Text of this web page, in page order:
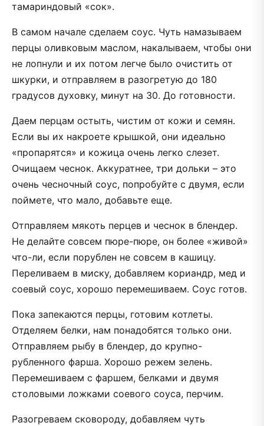
тамариндовый «сок».
В самом начале сделаем соус. Чуть намазываем
перцы оливковым маслом, накалываем, чтобы они
не лопнули и их потом легче было очистить от
шкурки, и отправляем в разогретую до 180
градусов духовку, минут на 30. До готовности.
Даем перцам остыть, чистим от кожи и семян.
Если вы их накроете крышкой, они идеально
«пропарятся» и кожица очень легко слезет.
Очищаем чеснок. Аккуратнее, три дольки – это
очень чесночный соус, попробуйте с двумя, если
поймете, что мало, добавьте еще.
Отправляем мякоть перцев и чеснок в блендер.
Не делайте совсем пюре-пюре, он более «живой»
что-ли, если порублен не совсем в кашицу.
Переливаем в миску, добавляем кориандр, мед и
соевый соус, хорошо перемешиваем. Соус готов.
Пока запекаются перцы, готовим котлеты.
Отделяем белки, нам понадобятся только они.
Отправляем рыбу в блендер, до крупно-
рубленного фарша. Хорошо режем зелень.
Перемешиваем с фаршем, белками и двумя
столовыми ложками соевого соуса, перчим.
Разогреваем сковороду, добавляем чуть